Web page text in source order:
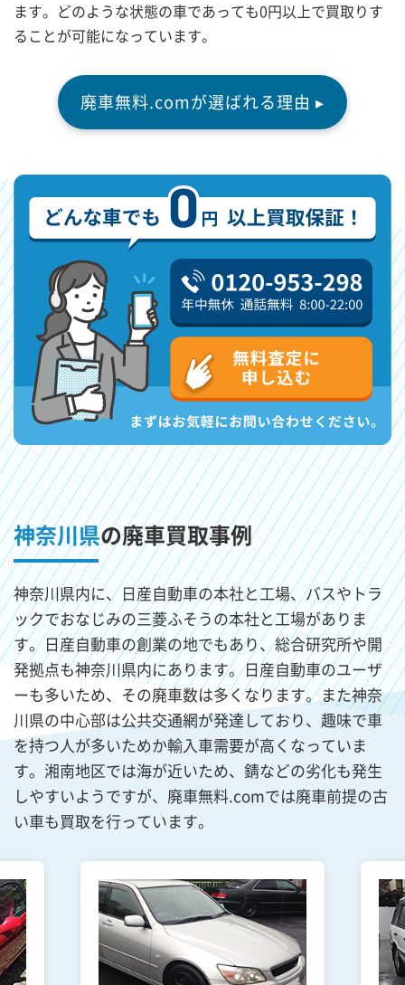
ます。どのような状態の車であっても0円以上で買取りす
ることが可能になっています。
廃車無料.comが選ばれる理由 ▸
神奈川県の廃車買取事例
神奈川県内に、日産自動車の本社と工場、バスやトラ
ックでおなじみの三菱ふそうの本社と工場がありま
す。日産自動車の創業の地でもあり、総合研究所や開
発拠点も神奈川県内にあります。日産自動車のユーザ
ーも多いため、その廃車数は多くなります。また神奈
川県の中心部は公共交通網が発達しており、趣味で車
を持つ人が多いためか輸入車需要が高くなっていま
す。湘南地区では海が近いため、錆などの劣化も発生
しやすいようですが、廃車無料.comでは廃車前提の古
い車も買取を行っています。